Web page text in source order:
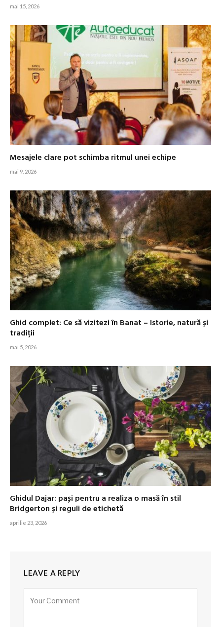
mai 15, 2026
Mesajele clare pot schimba ritmul unei echipe
mai 9, 2026
Ghid complet: Ce să vizitezi în Banat – Istorie, natură și
tradiții
mai 5, 2026
Ghidul Dajar: pași pentru a realiza o masă în stil
Bridgerton și reguli de etichetă
aprilie 23, 2026
LEAVE A REPLY